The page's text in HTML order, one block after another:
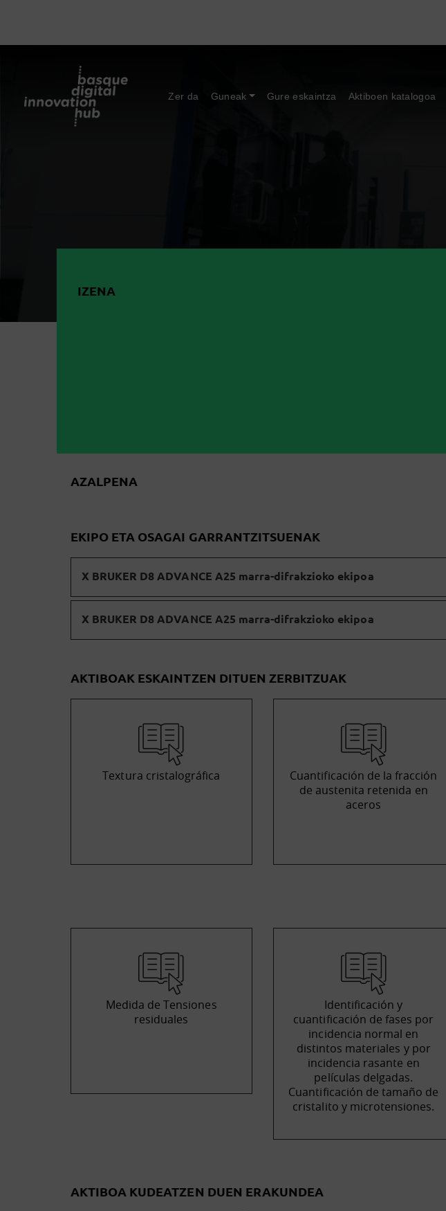
Zer da Guneak Gure eskaintza Aktiboen katalogoa
IZENA
AZALPENA
EKIPO ETA OSAGAI GARRANTZITSUENAK
X BRUKER D8 ADVANCE A25 marra-difrakzioko ekipoa
X BRUKER D8 ADVANCE A25 marra-difrakzioko ekipoa
AKTIBOAK ESKAINTZEN DITUEN ZERBITZUAK
Textura cristalográfica
Cuantificación de la fracción
de austenita retenida en
aceros
Medida de Tensiones
residuales
Identificación y
cuantificación de fases por
incidencia normal en
distintos materiales y por
incidencia rasante en
películas delgadas.
Cuantificación de tamaño de
cristalito y microtensiones.
AKTIBOA KUDEATZEN DUEN ERAKUNDEA